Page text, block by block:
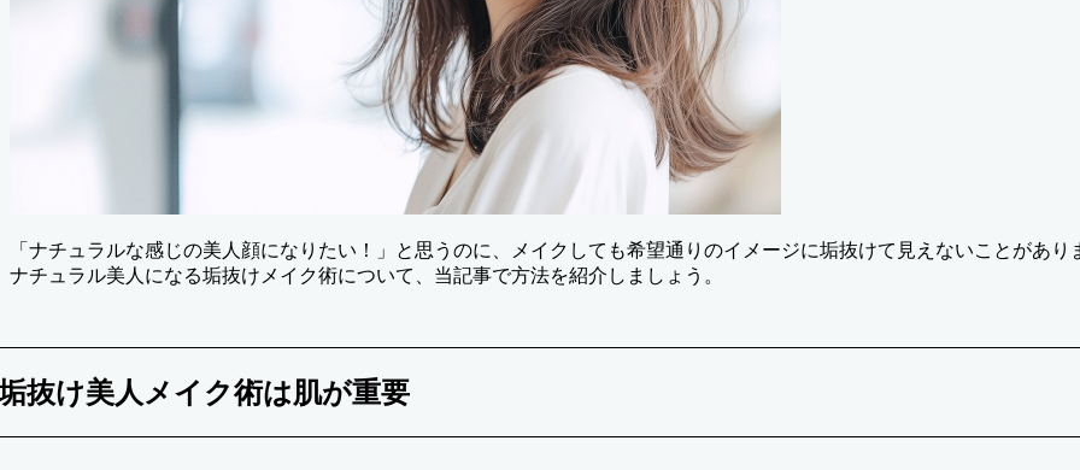
「ナチュラルな感じの美人顔になりたい！」と思うのに、メイクしても希望通りのイメージに垢抜けて見えないことがあり
ナチュラル美人になる垢抜けメイク術について、当記事で方法を紹介しましょう。
抜け美人メイク術は肌が重要